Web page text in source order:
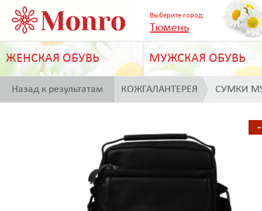
Выберите город:
Тюмень
ЖЕНСКАЯ ОБУВЬ МУЖСКАЯ ОБУВЬ
Назад к результатам КОЖГАЛАНТЕРЕЯ СУМКИ